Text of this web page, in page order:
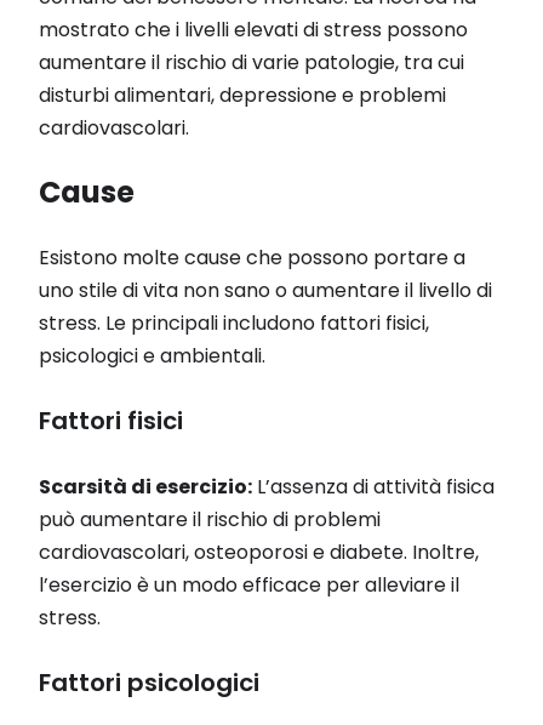
mostrato che i livelli elevati di stress possono
aumentare il rischio di varie patologie, tra cui
disturbi alimentari, depressione e problemi
cardiovascolari.
Cause
Esistono molte cause che possono portare a
uno stile di vita non sano o aumentare il livello di
stress. Le principali includono fattori fisici,
psicologici e ambientali.
Fattori fisici
Scarsità di esercizio: L’assenza di attività fisica
può aumentare il rischio di problemi
cardiovascolari, osteoporosi e diabete. Inoltre,
l’esercizio è un modo efficace per alleviare il
stress.
Fattori psicologici